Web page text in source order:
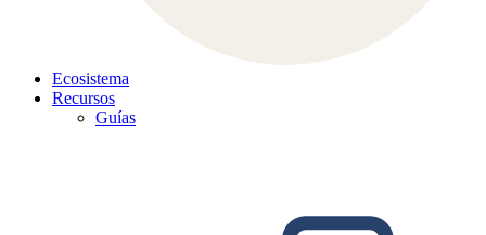
Ecosistema
Recursos
Guías